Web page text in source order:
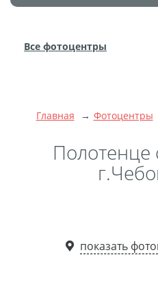
Все фотоцентры
печать
Мультипанно
Главная Фотоцентры
показать